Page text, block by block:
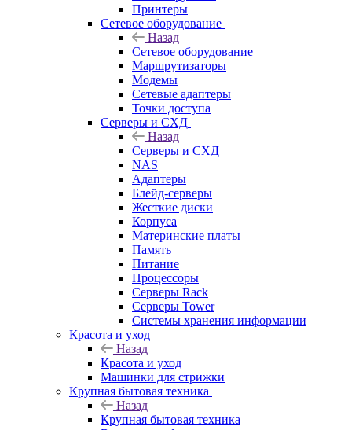
Принтеры
Сетевое оборудование
Назад
Сетевое оборудование
Маршрутизаторы
Модемы
Сетевые адаптеры
Точки доступа
Серверы и СХД
Назад
Серверы и СХД
NAS
Адаптеры
Блейд-серверы
Жесткие диски
Корпуса
Материнские платы
Память
Питание
Процессоры
Серверы Rack
Серверы Tower
Системы хранения информации
Красота и уход
Назад
Красота и уход
Машинки для стрижки
Крупная бытовая техника
Назад
Крупная бытовая техника